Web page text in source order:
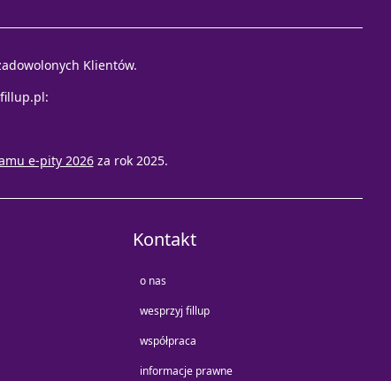
Klientów.
:
e-pity 2026 za rok 2025.
Kontakt
o nas
wesprzyj fillup
współpraca
informacje prawne